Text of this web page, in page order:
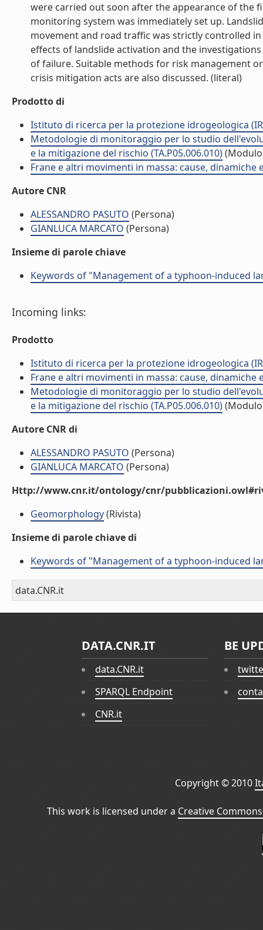
were carried out soon after the appearance of the
monitoring system was immediately set up.
movement and road traffic was strictly controlled
effects of landslide activation and the
of failure. Suitable methods for risk management
crisis mitigation acts are also discussed. (literal)
Prodotto di
Istituto di ricerca per la protezione idrogeologica
Metodologie di monitoraggio per lo studio
e la mitigazione del rischio (TA.P05.006.010)
Frane e altri movimenti in massa: cause, dinamiche
Autore CNR
ALESSANDRO PASUTO (Persona)
GIANLUCA MARCATO (Persona)
Insieme di parole chiave
Keywords of "Management of a typhoon-induced
Incoming links:
Prodotto
Istituto di ricerca per la protezione idrogeologica
Frane e altri movimenti in massa: cause, dinamiche
Metodologie di monitoraggio per lo studio
e la mitigazione del rischio (TA.P05.006.010)
Autore CNR di
ALESSANDRO PASUTO (Persona)
GIANLUCA MARCATO (Persona)
Http://www.cnr.it/ontology/cnr/
Geomorphology(Rivista)
Insieme di parole chiave di
Keywords of "Management of a typhoon-induced
data.CNR.it
DATA.CNR.IT
data.CNR.it
SPARQL Endpoint
CNR.it
BE
Copyright © 2010
This work is licensed under a Creative